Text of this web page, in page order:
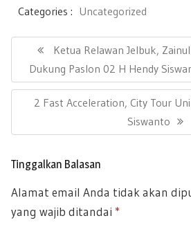
e
b
oo
k
tt
er
ail at
s
A
p
p
e
Categories : Uncategorized
g
i
o
P
R
E
V
U
P
O
Ketua Relawan Jelbuk,
Dukung Paslon 02 H Hendy
N
X
O
S
2 Fast Acceleration, City Tour
Siswanto
Tinggalkan Balasan
Alamat email Anda tidak akan
yang wajib ditandai *